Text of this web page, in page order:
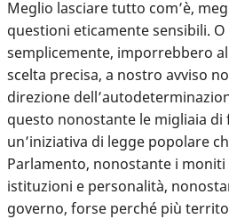
Meglio lasciare tutto com’è,
questioni eticamente sensibili.
semplicemente, imporrebbero
scelta precisa, a nostro avviso
direzione
questo nonostante le migliaia
un’iniziativa di legge popolare
Parlamento, nonostante i moniti
istituzioni e personalità,
governo, forse perché più